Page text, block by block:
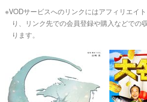
※VODサービスへのリンクにはアフィリエイ
り、リンク先での会員登録や購入などでの
ります。